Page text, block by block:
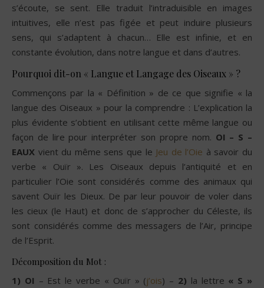
s’écoute, se sent. Elle traduit l’intraduisible en images
intuitives, elle n’est pas figée et peut induire plusieurs
sens, qui s’adaptent à chacun… Elle est infinie, et en
constante évolution, dans notre langue et dans d’autres.
Pourquoi dit-on « Langue et Langage des Oiseaux » ?
Commençons par la « Définition » de ce que signifie « la
langue des Oiseaux » pour la comprendre : L’explication la
plus évidente s’obtient en utilisant cette même langue ou
façon de lire pour interpréter son propre nom. OI – S –
EAUX vient du même sens que le Jeu de l’Oie à savoir du
verbe « Ouïr ». Les Oiseaux depuis l’antiquité et en
particulier l’Oie sont considérés comme des animaux qui
savent Ouïr les Dieux. De par leur pouvoir de voler dans
les cieux (le Haut) et donc de s’approcher du Céleste, ils
sont considérés comme des messagers de l’Air, principe
de l’Esprit.
Décomposition du Mot :
1) OI – Est le verbe « Ouïr » (j’ois) – 2) la lettre « S »